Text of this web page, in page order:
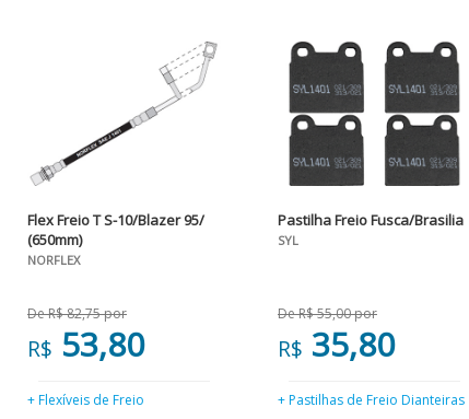
Flex Freio T S-10/Blazer 95/
(650mm)
NORFLEX
De R$ 82,75 por
R$ 53,80
+ Flexíveis de Freio
Pastilha Freio Fusca/Brasilia
SYL
De R$ 55,00 por
R$ 35,80
+ Pastilhas de Freio Dianteiras